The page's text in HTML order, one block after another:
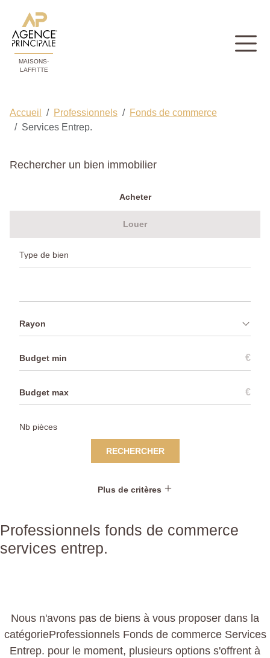
MAISONS-
LAFFITTE
Accueil Professionnels
Fonds de commerce
Services Entrep.
Rechercher un bien immobilier
Acheter
Louer
Rayon
€
€
RECHERCHER
Plus de critères
Professionnels fonds de commerce
services entrep.
Nous n'avons pas de biens à vous proposer dans la
catégorieProfessionnels Fonds de commerce Services
Entrep. pour le moment, plusieurs options s'offrent à